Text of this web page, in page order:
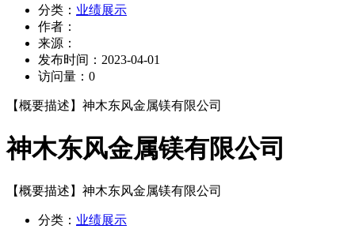
分类： 业绩展示
作者：
来源：
发布时间： 2023-04-01
访问量： 0
【概要描述】 神木东风金属镁有限公司
神木东风金属镁有限公司
【概要描述】 神木东风金属镁有限公司
分类： 业绩展示